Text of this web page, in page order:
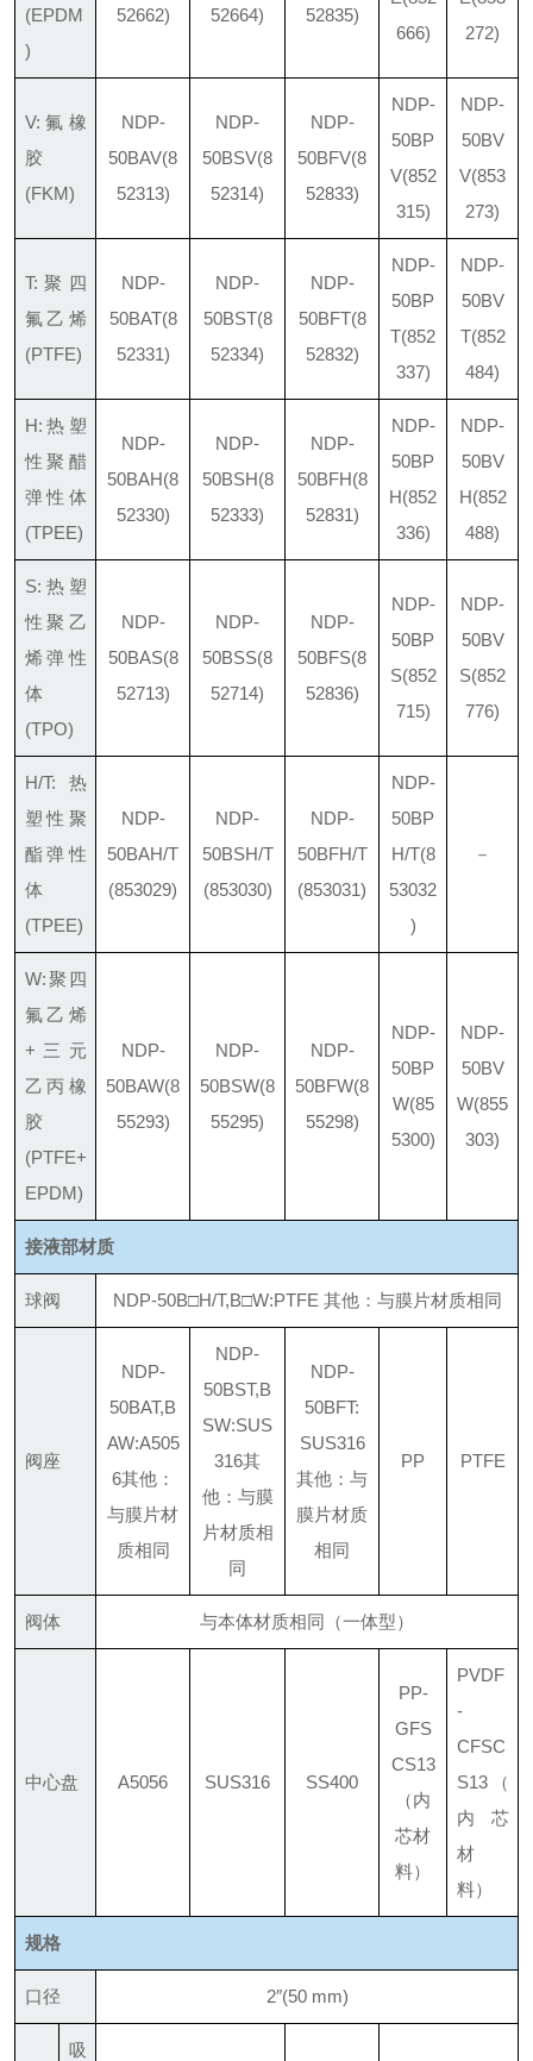
(EPDM
)
52662)
52664)
52835)
666)
272)
V:氟橡
胶
(FKM)
NDP-
50BAV(8
52313)
NDP-
50BSV(8
52314)
NDP-
50BFV(8
52833)
NDP-
50BP
V(852
315)
NDP-
50BV
V(853
273)
T:聚四
氟乙烯
(PTFE)
NDP-
50BAT(8
52331)
NDP-
50BST(8
52334)
NDP-
50BFT(8
52832)
NDP-
50BP
T(852
337)
NDP-
50BV
T(852
484)
H:热塑
性聚醋
弹性体
(TPEE)
NDP-
50BAH(8
52330)
NDP-
50BSH(8
52333)
NDP-
50BFH(8
52831)
NDP-
50BP
H(852
336)
NDP-
50BV
H(852
488)
S:热塑
性聚乙
烯弹性
体
(TPO)
NDP-
50BAS(8
52713)
NDP-
50BSS(8
52714)
NDP-
50BFS(8
52836)
NDP-
50BP
S(852
715)
NDP-
50BV
S(852
776)
H/T:热
塑性聚
酯弹性
体
(TPEE)
NDP-
50BAH/T
(853029)
NDP-
50BSH/T
(853030)
NDP-
50BFH/T
(853031)
NDP-
50BP
H/T(8
53032
)
－
W:聚四
氟乙烯
+三元
乙丙橡
胶
(PTFE+
EPDM)
NDP-
50BAW(8
55293)
NDP-
50BSW(8
55295)
NDP-
50BFW(8
55298)
NDP-
50BP
W(85
5300)
NDP-
50BV
W(855
303)
接液部材质
球阀 NDP-50B□H/T,B□W:PTFE 其他：与膜片材质相同
阀座
NDP-
50BAT,B
AW:A505
6其他：
与膜片材
质相同
NDP-
50BST,B
SW:SUS
316其
他：与膜
片材质相
同
NDP-
50BFT:
SUS316
其他：与
膜片材质
相同
PP PTFE
阀体 与本体材质相同（一体型）
中心盘 A5056 SUS316 SS400
PP-
GFS
CS13
（内
芯材
料）
PVDF
-
CFSC
S13（
内芯
材
料）
规格
口径 2″(50 mm)
吸